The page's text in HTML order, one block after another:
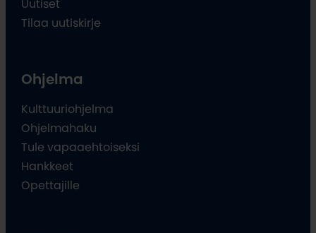
Uutiset
Tilaa uutiskirje
Ohjelma
Kulttuuriohjelma
Ohjelmahaku
Tule vapaaehtoiseksi
Hankkeet
Opettajille